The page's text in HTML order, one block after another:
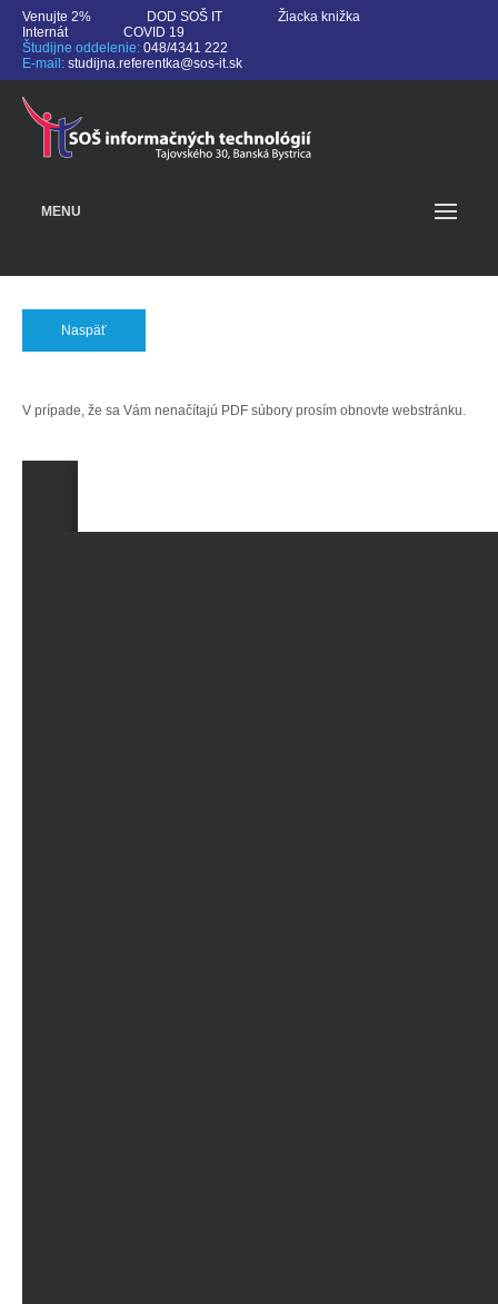
Venujte 2% DOD SOŠ IT
Žiacka knižka
Internát
COVID 19
Študijne oddelenie: 048/4341 222
E-mail: studijna.referentka@sos-it.sk
MENU
Naspäť
V prípade, že sa Vám nenačítajú PDF súbory prosím obnovte webstránku.